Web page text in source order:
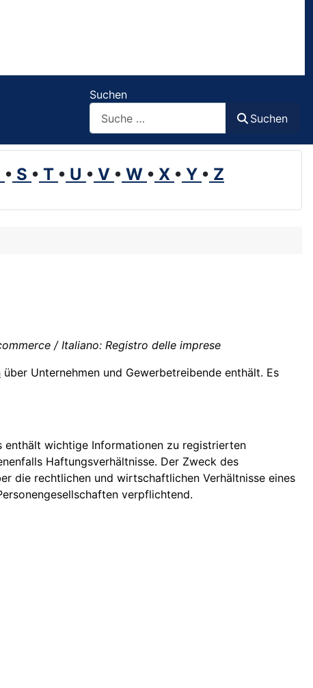
Suchen
Suchen
• S • T • U • V • W • X • Y • Z
/ Italiano: Registro delle imprese
über Unternehmen und Gewerbetreibende enthält. Es
enthält wichtige Informationen zu registrierten
Haftungsverhältnisse. Der Zweck des
die rechtlichen und wirtschaftlichen Verhältnisse eines
verpflichtend.